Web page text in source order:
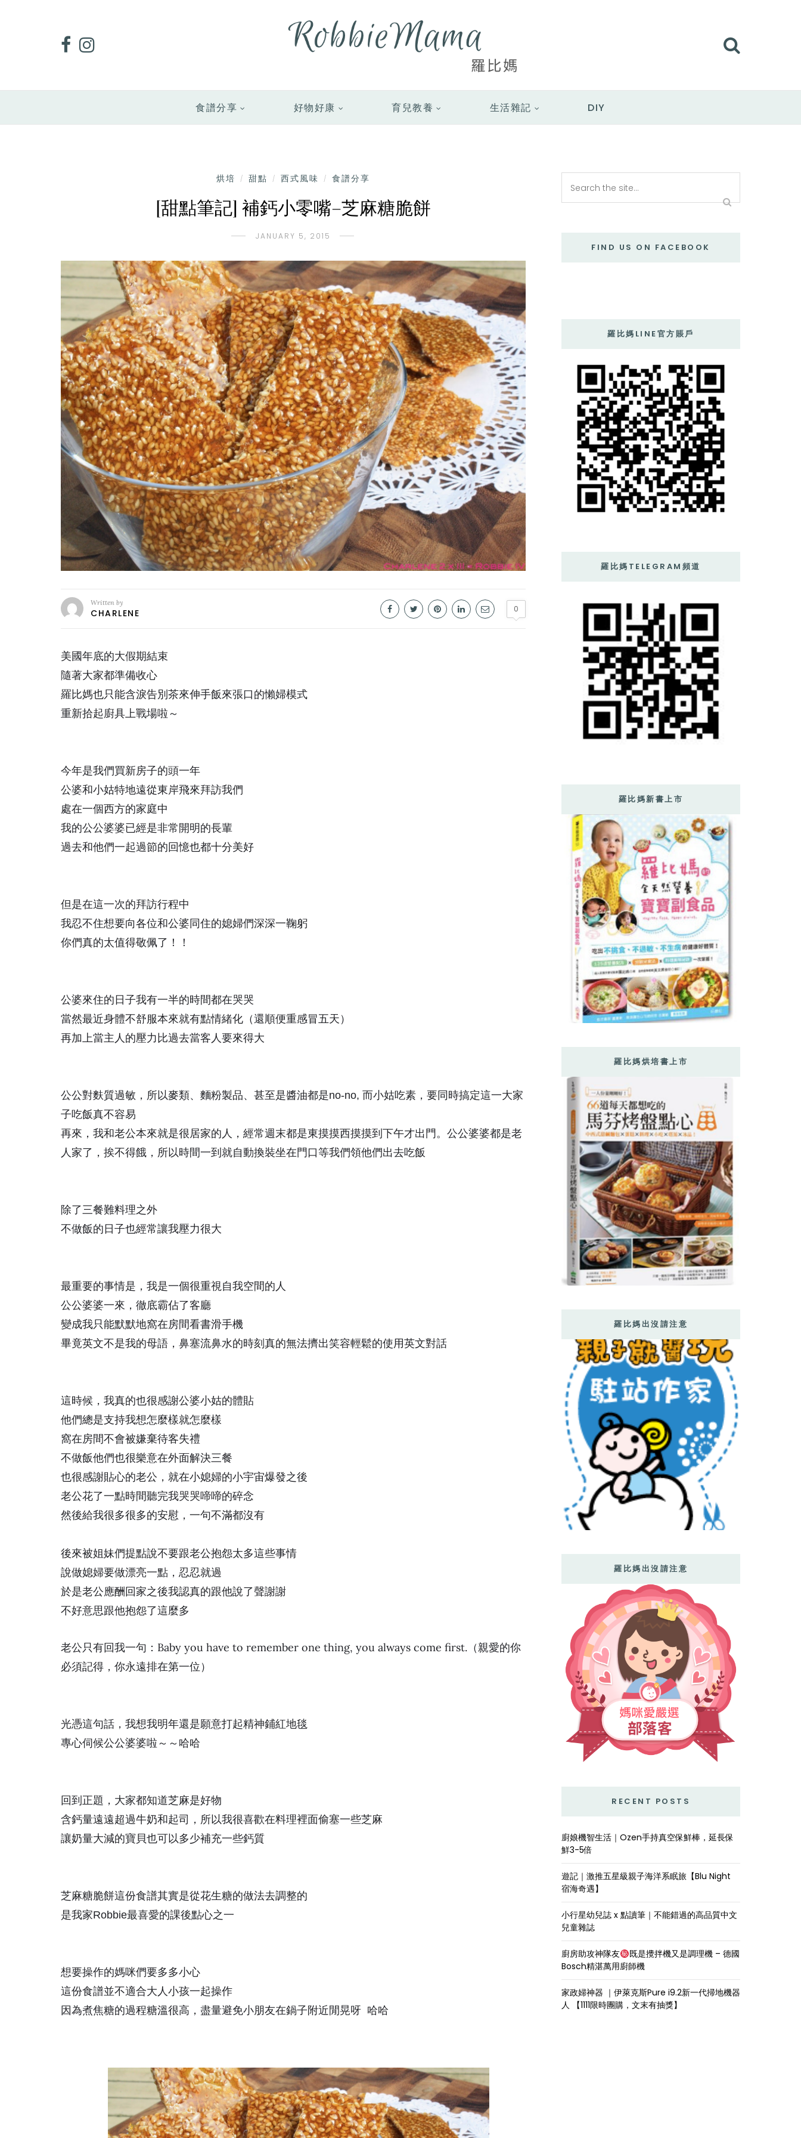
食譜分享 好物好康 育兒教養 生活雜記 DIY
烘培 / 甜點 / 西式風味 / 食譜分享
[甜點筆記] 補鈣小零嘴–芝麻糖脆餅
JANUARY 5, 2015
Written by
CHARLENE 0
美國年底的大假期結束
隨著大家都準備收心
羅比媽也只能含淚告別茶來伸手飯來張口的懶婦模式
重新拾起廚具上戰場啦～
今年是我們買新房子的頭一年
公婆和小姑特地遠從東岸飛來拜訪我們
處在一個西方的家庭中
我的公公婆婆已經是非常開明的長輩
過去和他們一起過節的回憶也都十分美好
但是在這一次的拜訪行程中
我忍不住想要向各位和公婆同住的媳婦們深深一鞠躬
你們真的太值得敬佩了！！
公婆來住的日子我有一半的時間都在哭哭
當然最近身體不舒服本來就有點情緒化（還順便重感冒五天）
再加上當主人的壓力比過去當客人要來得大
公公對麩質過敏，所以麥類、麵粉製品、甚至是醬油都是no-no, 而小姑吃素，要同時搞定這一大家
子吃飯真不容易
再來，我和老公本來就是很居家的人，經常週末都是東摸摸西摸摸到下午才出門。公公婆婆都是老
人家了，挨不得餓，所以時間一到就自動換裝坐在門口等我們領他們出去吃飯
除了三餐難料理之外
不做飯的日子也經常讓我壓力很大
最重要的事情是，我是一個很重視自我空間的人
公公婆婆一來，徹底霸佔了客廳
變成我只能默默地窩在房間看書滑手機
畢竟英文不是我的母語，鼻塞流鼻水的時刻真的無法擠出笑容輕鬆的使用英文對話
這時候，我真的也很感謝公婆小姑的體貼
他們總是支持我想怎麼樣就怎麼樣
窩在房間不會被嫌棄待客失禮
不做飯他們也很樂意在外面解決三餐
也很感謝貼心的老公 ，就在小媳婦的小宇宙爆發之後
老公花了一點時間聽完我哭哭啼啼的碎念
然後給我很多很多的安慰， 一句不滿都沒有
後來被姐妹們提點說不要跟老公抱怨太多這些事情
說做媳婦要做漂亮一點，忍忍就過
於是老公應酬回家之後我認真的跟他說了聲謝謝
不好意思跟他抱怨了這麼多
老公只有回我一句：Baby you have to remember one thing, you always come first.（親愛的你
必須記得，你永遠排在第一位）
光憑這句話，我想我明年還是願意打起精神鋪紅地毯
專心伺候公公婆婆啦～～哈哈
回到正題，大家都知道芝麻是好物
含鈣量遠遠超過牛奶和起司，所以我很喜歡在料理裡面偷塞一些芝麻
讓奶量大減的寶貝也可以多少補充一些鈣質
芝麻糖脆餅這份食譜其實是從花生糖的做法去調整的
是我家Robbie最喜愛的課後點心之一
想要操作的媽咪們要多多小心
這份食譜並不適合大人小孩一起操作
因為煮焦糖的過程糖溫很高，盡量避免小朋友在鍋子附近閒晃呀 哈哈
FIND US ON FACEBOOK
羅比媽LINE官方賬戶
羅比媽TELEGRAM頻道
羅比媽新書上市
羅比媽烘培書上市
羅比媽出沒請注意
羅比媽出沒請注意
RECENT POSTS
廚娘機智生活｜Ozen手持真空保鮮棒，延長保
鮮3-5倍
遊記｜激推五星級親子海洋系眠旅【Blu Night
宿海奇遇】
小行星幼兒誌 x 點讀筆｜不能錯過的高品質中文
兒童雜誌
廚房助攻神隊友
既是攪拌機又是調理機 – 德國
Bosch精湛萬用廚師機
家政婦神器 ｜伊萊克斯Pure i9.2新一代掃地機器
人 【1111限時團購，文末有抽獎】